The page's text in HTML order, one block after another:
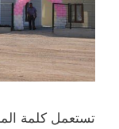
تستعمل كلمة